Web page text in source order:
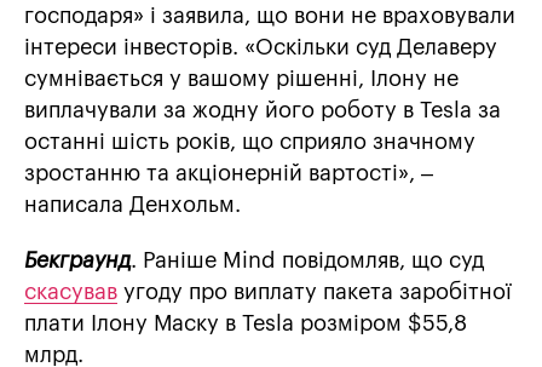
господаря» і заявила, що вони не враховували
інтереси інвесторів. «Оскільки суд Делаверу
сумнівається у вашому рішенні, Ілону не
виплачували за жодну його роботу в Tesla за
останні шість років, що сприяло значному
зростанню та акціонерній вартості», –
написала Денхольм.
Бекграунд. Раніше Mind повідомляв, що суд
скасував угоду про виплату пакета заробітної
плати Ілону Маску в Tesla розміром $55,8
млрд.